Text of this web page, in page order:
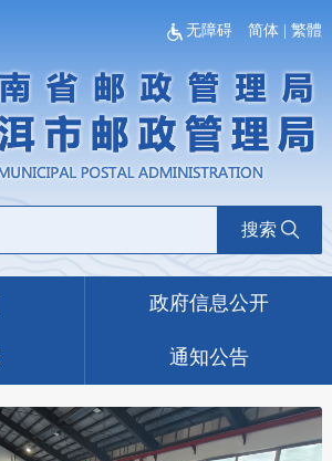
无障碍 简体 |繁體
搜索
政府信息公开
通知公告